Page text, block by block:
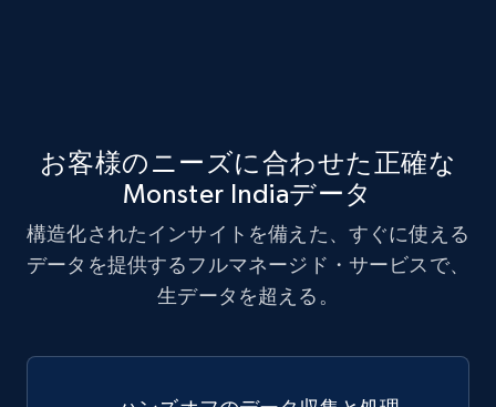
お客様のニーズに合わせた正確な
Monster Indiaデータ
構造化されたインサイトを備えた、すぐに使える
データを提供するフルマネージド・サービスで、
生データを超える。